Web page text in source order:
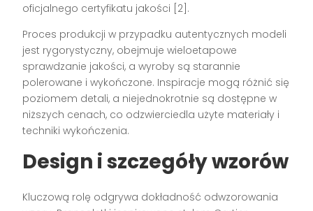
oficjalnego certyfikatu jakości [2].
Proces produkcji w przypadku autentycznych modeli
jest rygorystyczny, obejmuje wieloetapowe
sprawdzanie jakości, a wyroby są starannie
polerowane i wykończone. Inspiracje mogą różnić się
poziomem detali, a niejednokrotnie są dostępne w
niższych cenach, co odzwierciedla użyte materiały i
techniki wykończenia.
Design i szczegóły wzorów
Kluczową rolę odgrywa dokładność odwzorowania